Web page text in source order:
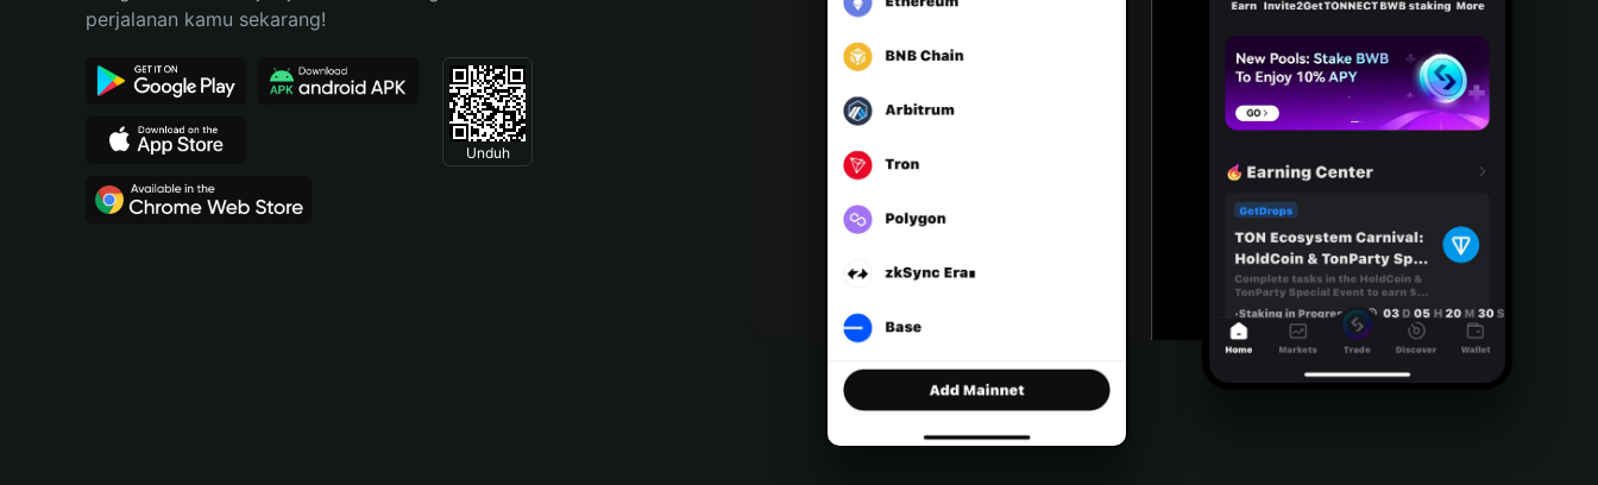
Español (Argentina)
perjalanan kamu sekarang!
Unduh